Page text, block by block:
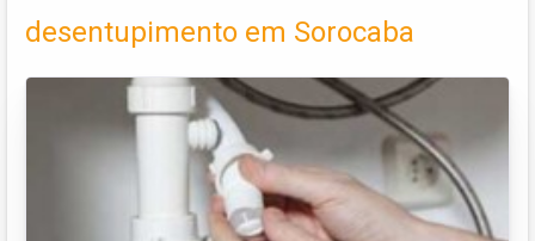
desentupimento em Sorocaba